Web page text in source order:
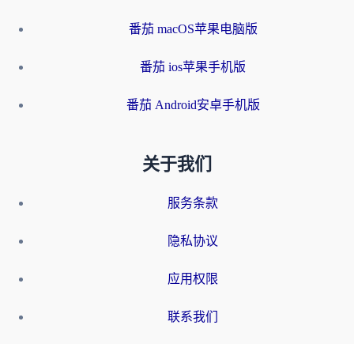
番茄 macOS苹果电脑版
番茄 ios苹果手机版
番茄 Android安卓手机版
关于我们
服务条款
隐私协议
应用权限
联系我们